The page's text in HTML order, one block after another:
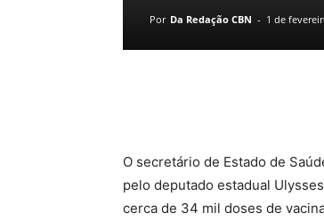
Por Da Redação CBN - 1 de
O secretário de Estado de
pelo deputado estadual
cerca de 34 mil doses de